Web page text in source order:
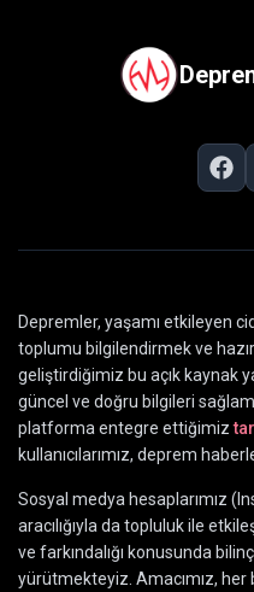
Depremler, yaşamı etkileyen
toplumu bilgilendirmek ve
geliştirdiğimiz bu açık kaynak
güncel ve doğru bilgileri
platforma entegre ettiğimiz
kullanıcılarımız, deprem
Sosyal medya hesaplarımız
aracılığıyla da topluluk ile
ve farkındalığı konusunda
yürütmekteyiz. Amacımız, her